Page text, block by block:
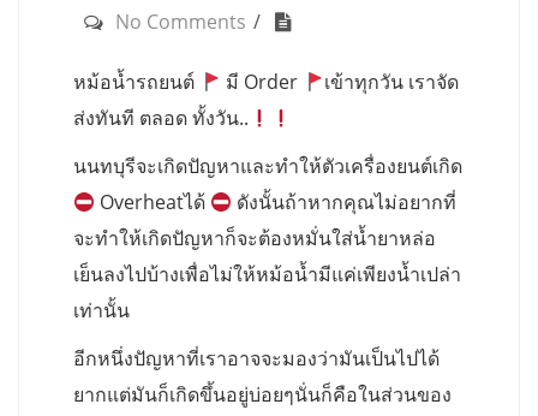
No Comments
หม้อน้ำรถยนต์ มี Order
เข้าทุกวัน เราจัด
ส่งทันที ตลอด ทั้งวัน..
นนทบุรีจะเกิดปัญหาและทำให้ตัวเครื่องยนต์เกิด
Overheatได้
ดังนั้นถ้าหากคุณไม่อยากที่
จะทำให้เกิดปัญหาก็จะต้องหมั่นใส่น้ำยาหล่อ
เย็นลงไปบ้างเพื่อไม่ให้หม้อน้ำมีแค่เพียงน้ำเปล่า
เท่านั้น
อีกหนึ่งปัญหาที่เราอาจจะมองว่ามันเป็นไปได้
ยากแต่มันก็เกิดขึ้นอยู่บ่อยๆนั่นก็คือในส่วนของ